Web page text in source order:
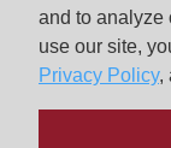
and to analyze
use our site,
Privacy Policy,
About